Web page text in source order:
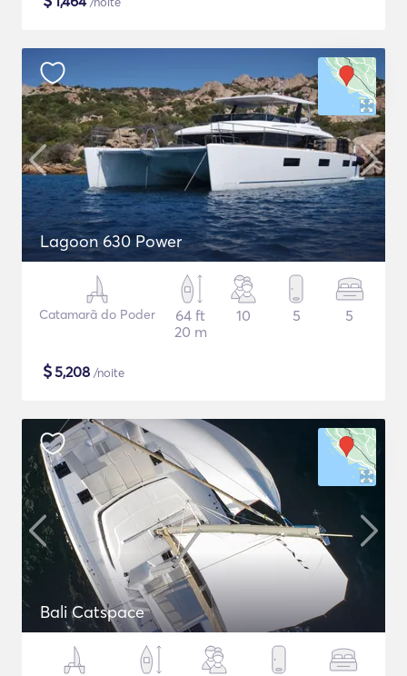
Lagoon 630 Power
Catamarã do Poder
64 ft
20 m
10 5 5
$5,208 /noite
Bali Catspace